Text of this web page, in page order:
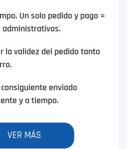
Un solo pedido y pago =
administrativos.
la validez del pedido tanto
enviado
y a tiempo.
VER MÁS